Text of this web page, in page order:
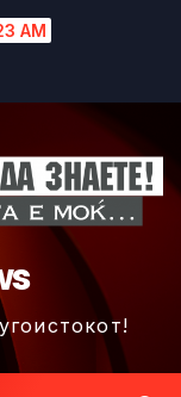
AM